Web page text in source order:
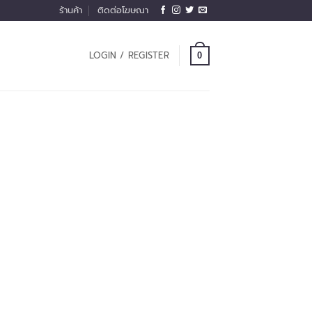
ร้านค้า ติดต่อโฆษณา
LOGIN / REGISTER 0